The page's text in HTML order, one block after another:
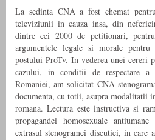
La sedinta CNA a fost chemat
televiziunii in cauza insa, din
dintre cei 2000 de petitionari,
argumentele legale si morale pentru
postului ProTv. In vederea unei cereri
cazului, in conditii de respectare a
Romaniei, am solicitat CNA
documenta, cu totii, asupra modalitatii
romana. Lectura este instructiva si
propagandei homosexuale
extrasul stenogramei discutiei, in care